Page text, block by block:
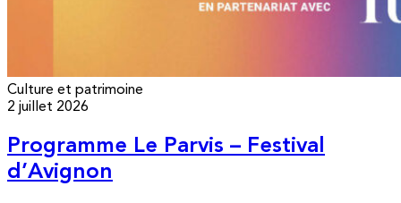
Culture et patrimoine
2 juillet 2026
Programme Le Parvis – Festival
d’Avignon